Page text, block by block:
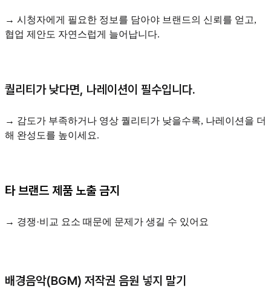
→ 시청자에게 필요한 정보를 담아야 브랜드의 신뢰를 얻고,
협업 제안도 자연스럽게 늘어납니다.
퀄리티가 낮다면, 나레이션이 필수입니다.
→ 감도가 부족하거나 영상 퀄리티가 낮을수록, 나레이션을 더
해 완성도를 높이세요.
타 브랜드 제품 노출 금지
→ 경쟁·비교 요소 때문에 문제가 생길 수 있어요
배경음악(BGM) 저작권 음원 넣지 말기